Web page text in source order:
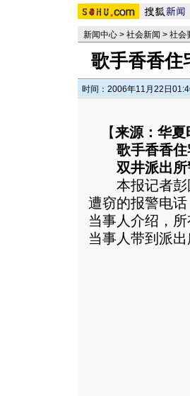
新闻中心 > 社会新闻 > 社会
歌手香香住
时间：2006年11月22日
【来源：华夏
歌手香香住
双井派出所
本报记者彭
遭窃的报警电
当事人介绍，
当事人带到派